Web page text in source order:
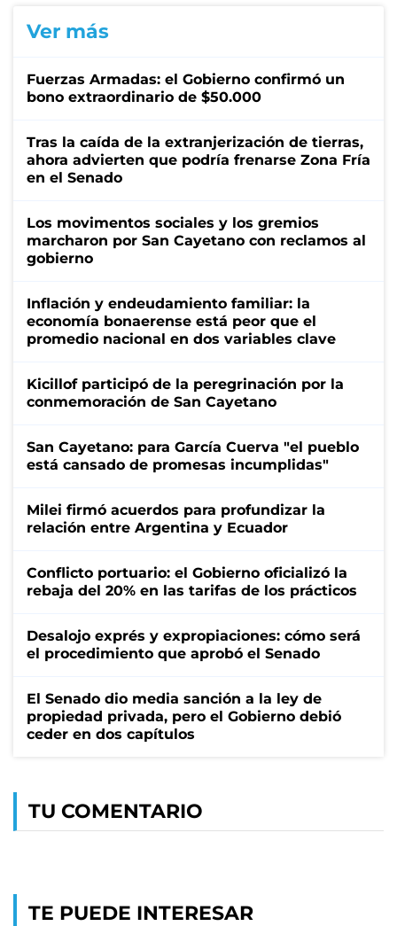
Ver más
Fuerzas Armadas: el Gobierno confirmó un
bono extraordinario de $50.000
Tras la caída de la extranjerización de tierras,
ahora advierten que podría frenarse Zona Fría
en el Senado
Los movimentos sociales y los gremios
marcharon por San Cayetano con reclamos al
gobierno
Inflación y endeudamiento familiar: la
economía bonaerense está peor que el
promedio nacional en dos variables clave
Kicillof participó de la peregrinación por la
conmemoración de San Cayetano
San Cayetano: para García Cuerva "el pueblo
está cansado de promesas incumplidas"
Milei firmó acuerdos para profundizar la
relación entre Argentina y Ecuador
Conflicto portuario: el Gobierno oficializó la
rebaja del 20% en las tarifas de los prácticos
Desalojo exprés y expropiaciones: cómo será
el procedimiento que aprobó el Senado
El Senado dio media sanción a la ley de
propiedad privada, pero el Gobierno debió
ceder en dos capítulos
TU COMENTARIO
TE PUEDE INTERESAR